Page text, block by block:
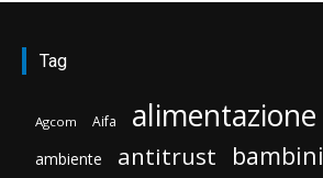
Tag
Agcom Aifa alimentazione
ambiente antitrust bambini